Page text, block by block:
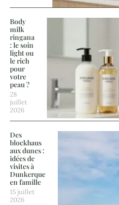
Body
milk
ringana
: le soin
light ou
le rich
pour
votre
peau ?
28
juillet
2026
Des
blockhaus
aux dunes :
idées de
visites à
Dunkerque
en famille
15 juillet
2026